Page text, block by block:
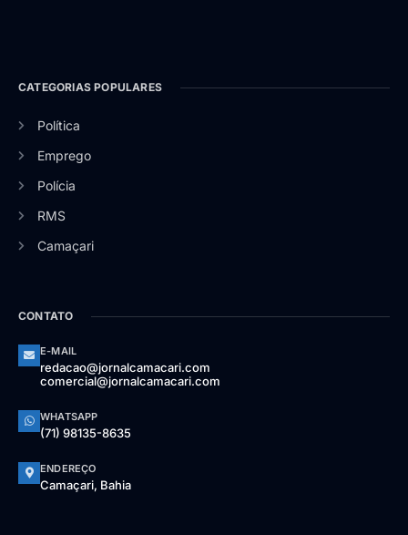
CATEGORIAS POPULARES
Política
Emprego
Polícia
RMS
Camaçari
CONTATO
E-MAIL
redacao@jornalcamacari.com
comercial@jornalcamacari.com
WHATSAPP
(71) 98135-8635
ENDEREÇO
Camaçari, Bahia